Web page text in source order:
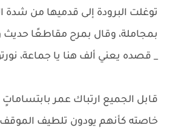
توغلت البرودة إلى قدميها من شدة
بمجاملة، وقال بمرح مقاطعًا حديث
_ قصده يعني ألف هنا يا جماعة،
قابل الجميع ارتباك عمر
خاصته كأنهم يودون تلطيف